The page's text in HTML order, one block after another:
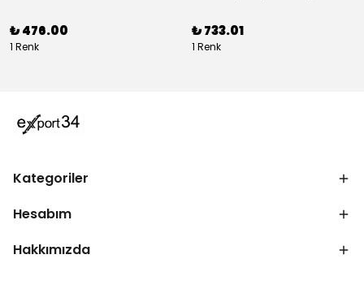
₺ 476.00
1 Renk
₺ 733.01
1 Renk
Kategoriler
Hesabım
Hakkımızda